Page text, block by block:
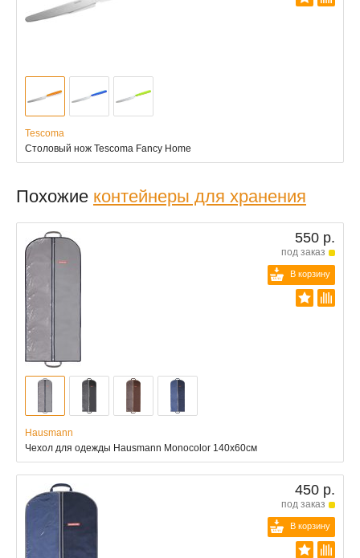
Tescoma
Столовый нож Tescoma Fancy Home
Похожие контейнеры для хранения
550 р.
под заказ
В корзину
Hausmann
Чехол для одежды Hausmann Monocolor 140x60см
450 р.
под заказ
В корзину